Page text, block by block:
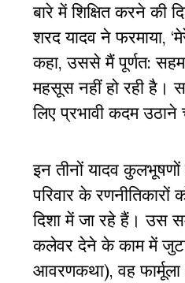
बारे में शिक्षित करने की
शरद यादव ने फरमाया,
कहा, उससे मैं पूर्णत:
महसूस नहीं हो रही है।
लिए प्रभावी कदम उठाने
इन तीनों यादव
परिवार के रणनीतिकारों
दिशा में जा रहे हैं। उस
कलेवर देने के काम में जुटा
आवरणकथा), वह